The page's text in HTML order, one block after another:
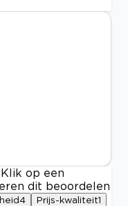
Klik op een
dit beoordelen
4 Prijs-kwaliteit1